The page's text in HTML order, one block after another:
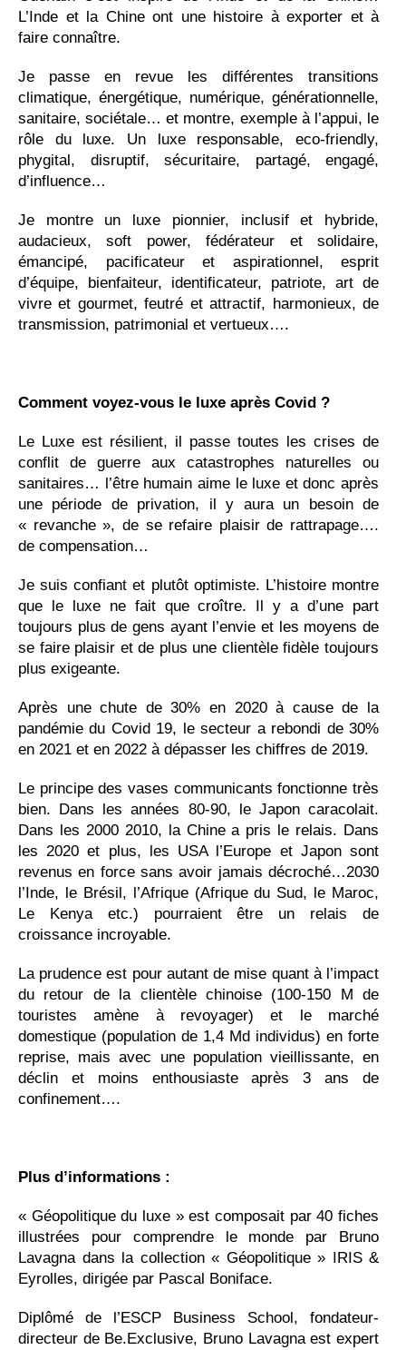
L’Inde et la Chine ont une histoire à exporter et à
faire connaître.
Je passe en revue les différentes transitions
climatique, énergétique, numérique, générationnelle,
sanitaire, sociétale… et montre, exemple à l’appui, le
rôle du luxe. Un luxe responsable, eco-friendly,
phygital, disruptif, sécuritaire, partagé, engagé,
d’influence…
Je montre un luxe pionnier, inclusif et hybride,
audacieux, soft power, fédérateur et solidaire,
émancipé, pacificateur et aspirationnel, esprit
d’équipe, bienfaiteur, identificateur, patriote, art de
vivre et gourmet, feutré et attractif, harmonieux, de
transmission, patrimonial et vertueux….
Comment voyez-vous le luxe après Covid ?
Le Luxe est résilient, il passe toutes les crises de
conflit de guerre aux catastrophes naturelles ou
sanitaires… l’être humain aime le luxe et donc après
une période de privation, il y aura un besoin de
« revanche », de se refaire plaisir de rattrapage….
de compensation…
Je suis confiant et plutôt optimiste. L’histoire montre
que le luxe ne fait que croître. Il y a d’une part
toujours plus de gens ayant l’envie et les moyens de
se faire plaisir et de plus une clientèle fidèle toujours
plus exigeante.
Après une chute de 30% en 2020 à cause de la
pandémie du Covid 19, le secteur a rebondi de 30%
en 2021 et en 2022 à dépasser les chiffres de 2019.
Le principe des vases communicants fonctionne très
bien. Dans les années 80-90, le Japon caracolait.
Dans les 2000 2010, la Chine a pris le relais. Dans
les 2020 et plus, les USA l’Europe et Japon sont
revenus en force sans avoir jamais décroché…2030
l’Inde, le Brésil, l’Afrique (Afrique du Sud, le Maroc,
Le Kenya etc.) pourraient être un relais de
croissance incroyable.
La prudence est pour autant de mise quant à l’impact
du retour de la clientèle chinoise (100-150 M de
touristes amène à revoyager) et le marché
domestique (population de 1,4 Md individus) en forte
reprise, mais avec une population vieillissante, en
déclin et moins enthousiaste après 3 ans de
confinement….
Plus d’informations :
« Géopolitique du luxe » est composait par 40 fiches
illustrées pour comprendre le monde par Bruno
Lavagna dans la collection « Géopolitique » IRIS &
Eyrolles, dirigée par Pascal Boniface.
Diplômé de l’ESCP Business School, fondateur-
directeur de Be.Exclusive, Bruno Lavagna est expert